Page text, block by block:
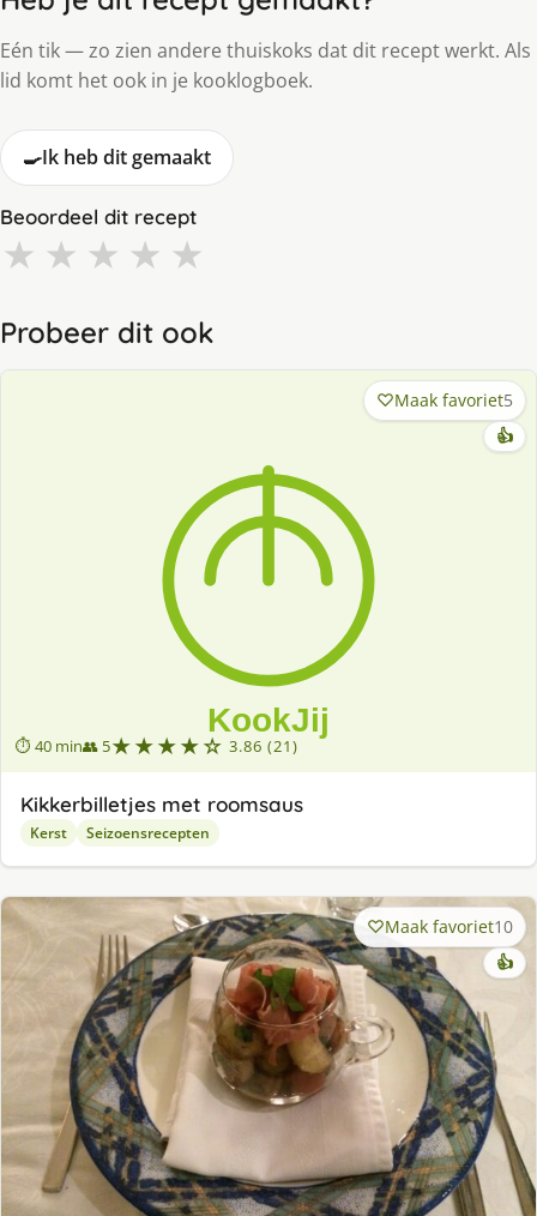
Eén tik — zo zien andere thuiskoks dat dit recept werkt. Als
lid komt het ook in je kooklogboek.
🍳Ik heb dit gemaakt
Beoordeel dit recept
★ ★ ★ ★ ★
Probeer dit ook
⏱ 40 min👥 5★★★★☆ 3.86 (21)
Maak favoriet5
👍
Kikkerbilletjes met roomsaus
Kerst Seizoensrecepten
Maak favoriet10
👍